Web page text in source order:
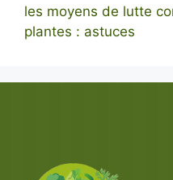
les moyens de lutte
plantes : astuces